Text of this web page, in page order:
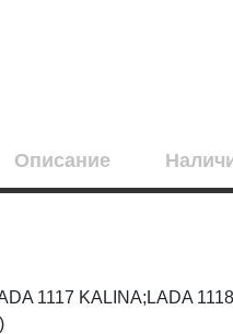
Описание
1117 KALINA;LADA